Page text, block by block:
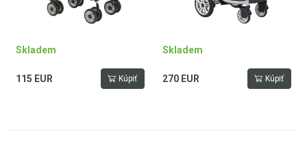
Skladem
115 EUR Kúpiť
Skladem
270 EUR Kúpiť